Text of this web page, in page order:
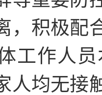
，积极配
工作人
人均无接